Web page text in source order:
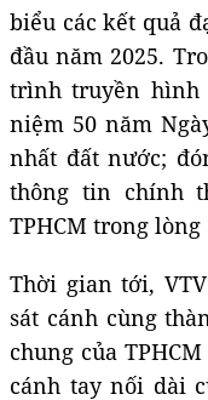
biểu các kết quả
đầu năm 2025.
trình truyền hình
niệm 50 năm
nhất đất nước;
thông tin chính
TPHCM trong lòng
Thời gian tới,
sát cánh cùng
chung của
cánh tay nối dài